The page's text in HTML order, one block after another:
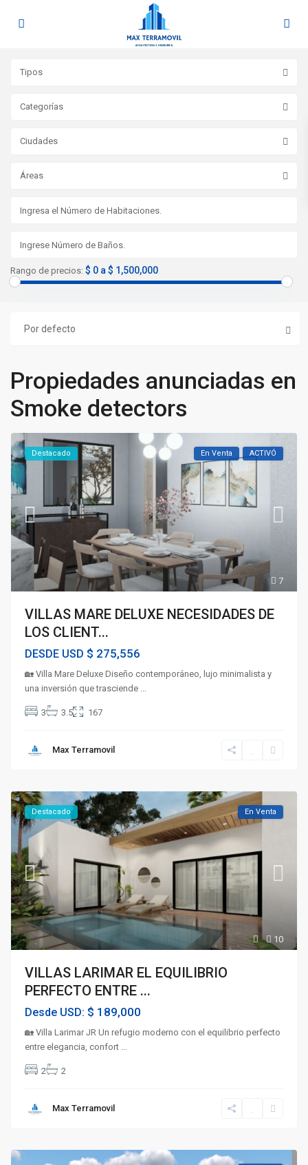
Tipos
Categorías
Ciudades
Áreas
Rango de precios: $ 0 a $ 1,500,000
Por defecto
Propiedades anunciadas en
Smoke detectors
7
Destacado En Venta ACTIVÓ
VILLAS MARE DELUXE NECESIDADES DE
LOS CLIENT...
DESDE USD $ 275,556
🏡 Villa Mare Deluxe Diseño contemporáneo, lujo minimalista y
una inversión que trasciende ...
3 3.5 167
Max Terramovil
10
Destacado En Venta
VILLAS LARIMAR EL EQUILIBRIO
PERFECTO ENTRE ...
Desde USD: $ 189,000
🏡 Villa Larimar JR Un refugio moderno con el equilibrio perfecto
entre elegancia, confort ...
2 2
Max Terramovil